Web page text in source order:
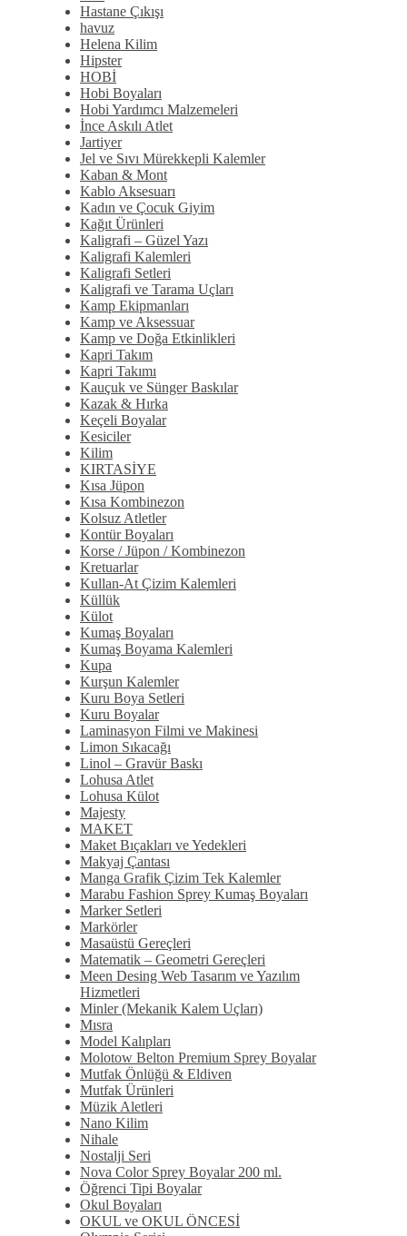
Hastane Çıkışı
havuz
Helena Kilim
Hipster
HOBİ
Hobi Boyaları
Hobi Yardımcı Malzemeleri
İnce Askılı Atlet
Jartiyer
Jel ve Sıvı Mürekkepli Kalemler
Kaban & Mont
Kablo Aksesuarı
Kadın ve Çocuk Giyim
Kağıt Ürünleri
Kaligrafi – Güzel Yazı
Kaligrafi Kalemleri
Kaligrafi Setleri
Kaligrafi ve Tarama Uçları
Kamp Ekipmanları
Kamp ve Aksessuar
Kamp ve Doğa Etkinlikleri
Kapri Takım
Kapri Takımı
Kauçuk ve Sünger Baskılar
Kazak & Hırka
Keçeli Boyalar
Kesiciler
Kilim
KIRTASİYE
Kısa Jüpon
Kısa Kombinezon
Kolsuz Atletler
Kontür Boyaları
Korse / Jüpon / Kombinezon
Kretuarlar
Kullan-At Çizim Kalemleri
Küllük
Külot
Kumaş Boyaları
Kumaş Boyama Kalemleri
Kupa
Kurşun Kalemler
Kuru Boya Setleri
Kuru Boyalar
Laminasyon Filmi ve Makinesi
Limon Sıkacağı
Linol – Gravür Baskı
Lohusa Atlet
Lohusa Külot
Majesty
MAKET
Maket Bıçakları ve Yedekleri
Makyaj Çantası
Manga Grafik Çizim Tek Kalemler
Marabu Fashion Sprey Kumaş Boyaları
Marker Setleri
Markörler
Masaüstü Gereçleri
Matematik – Geometri Gereçleri
Meen Desing Web Tasarım ve Yazılım
Hizmetleri
Minler (Mekanik Kalem Uçları)
Mısra
Model Kalıpları
Molotow Belton Premium Sprey Boyalar
Mutfak Önlüğü & Eldiven
Mutfak Ürünleri
Müzik Aletleri
Nano Kilim
Nihale
Nostalji Seri
Nova Color Sprey Boyalar 200 ml.
Öğrenci Tipi Boyalar
Okul Boyaları
OKUL ve OKUL ÖNCESİ